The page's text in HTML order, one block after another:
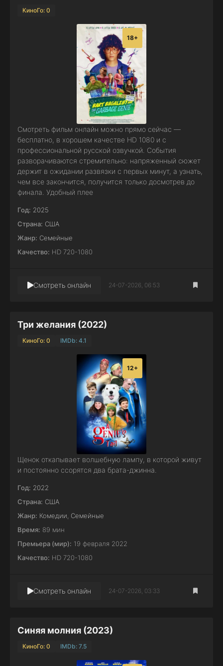
КиноГо: 0
18+
Смотреть фильм онлайн можно прямо сейчас —
бесплатно, в хорошем качестве HD 1080 и с
профессиональной русской озвучкой. События
разворачиваются стремительно: напряженный сюжет
держит в ожидании развязки с первых минут, а узнать,
чем все закончится, получится только досмотрев до
финала. Удобный плее
Год: 2025
Страна: США
Жанр: Семейные
Качество: HD 720-1080
Смотреть онлайн 24-07-2026, 06:53
Три желания (2022)
КиноГо: 0 IMDb: 4.1
12+
Щенок откапывает волшебную лампу, в которой живут
и постоянно ссорятся два брата-джинна.
Год: 2022
Страна: США
Жанр: Комедии Семейные
Время: 89 мин
Премьера (мир): 19 февраля 2022
Качество: HD 720-1080
Смотреть онлайн 24-07-2026, 03:33
Синяя молния (2023)
КиноГо: 0 IMDb: 7.5